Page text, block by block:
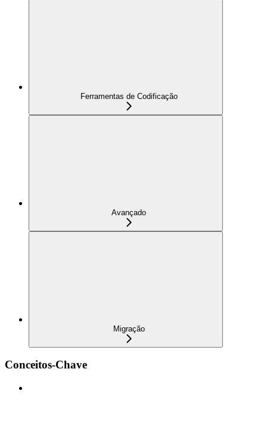
Ferramentas de Codificação
Avançado
Migração
Conceitos-Chave